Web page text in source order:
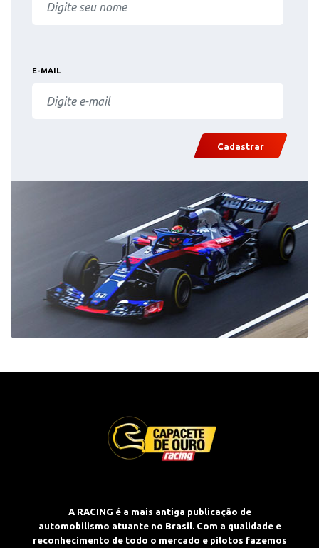
E-MAIL
Cadastrar
A RACING é a mais antiga publicação de
automobilismo atuante no Brasil. Com a qualidade e
reconhecimento de todo o mercado e pilotos fazemos